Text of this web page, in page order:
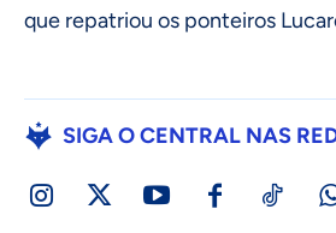
que repatriou os ponteiros
SIGA O CENTRAL NAS